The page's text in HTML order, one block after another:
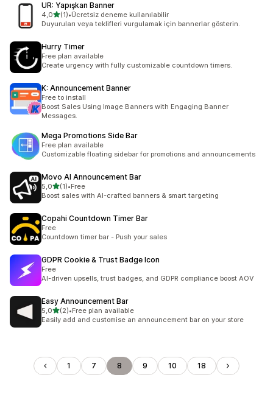
UR: Yapışkan Banner
4,05 yıldız üzerinden
(1)
toplam 1 değerlendirme
•Ücretsiz deneme kullanılabilir
Duyuruları veya teklifleri vurgulamak için bannerlar gösterin.
Hurry Timer
Free plan available
Create urgency with fully customizable countdown timers.
K: Announcement Banner
Free to install
Boost Sales Using Image Banners with Engaging Banner
Messages.
Mega Promotions Side Bar
Free plan available
Customizable floating sidebar for promotions and announcements
Movo AI Announcement Bar
5,05 yıldız üzerinden
(1)
toplam 1 değerlendirme
•Free
Boost sales with AI-crafted banners & smart targeting
Copahi Countdown Timer Bar
Free
Countdown timer bar - Push your sales
GDPR Cookie & Trust Badge Icon
Free
AI-driven upsells, trust badges, and GDPR compliance boost AOV
Easy Announcement Bar
5,05 yıldız üzerinden
(2)
toplam 2 değerlendirme
•Free plan available
Easily add and customise an announcement bar on your store
1 7 8 9 10 18